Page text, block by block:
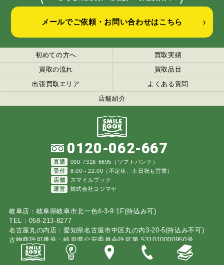
メールでご依頼・お問い合わせはこちら
初めての方へ
買取実績
買取の流れ
買取品目
出張買取エリア
よくある質問
店舗紹介
0120-062-667
直通
090-7316-6695（ソフトバンク）
受付
8:00～22:00（不定休、土日祝も営業）
店舗
スマイルブック
運営
株式会社コジマヤ
岐阜店：岐阜県岐阜市北一色4-3-9 1F(持込み可)
TEL：058-213-8277
名古屋丸の内店：愛知県名古屋市中区丸の内3-20-5(持込み不可)
古物商許可番号：岐阜県公安委員会許可第 531010000950号
2026 スマイルブック